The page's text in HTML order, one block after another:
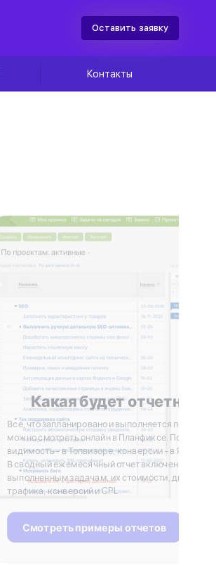
Оставить заявку
Контакты
Какая будет
Все, что запланировано и выполняется по
можно смотреть онлайн в Планфиксе. Позиции и
видимость - в Топвизоре, конверсии - в Яндекс
В сводный ежемесячный отчет включены
выполненным задачам, их стоимости, динамике
трафика, конверсий и CPL
Смотреть примеры отчетов